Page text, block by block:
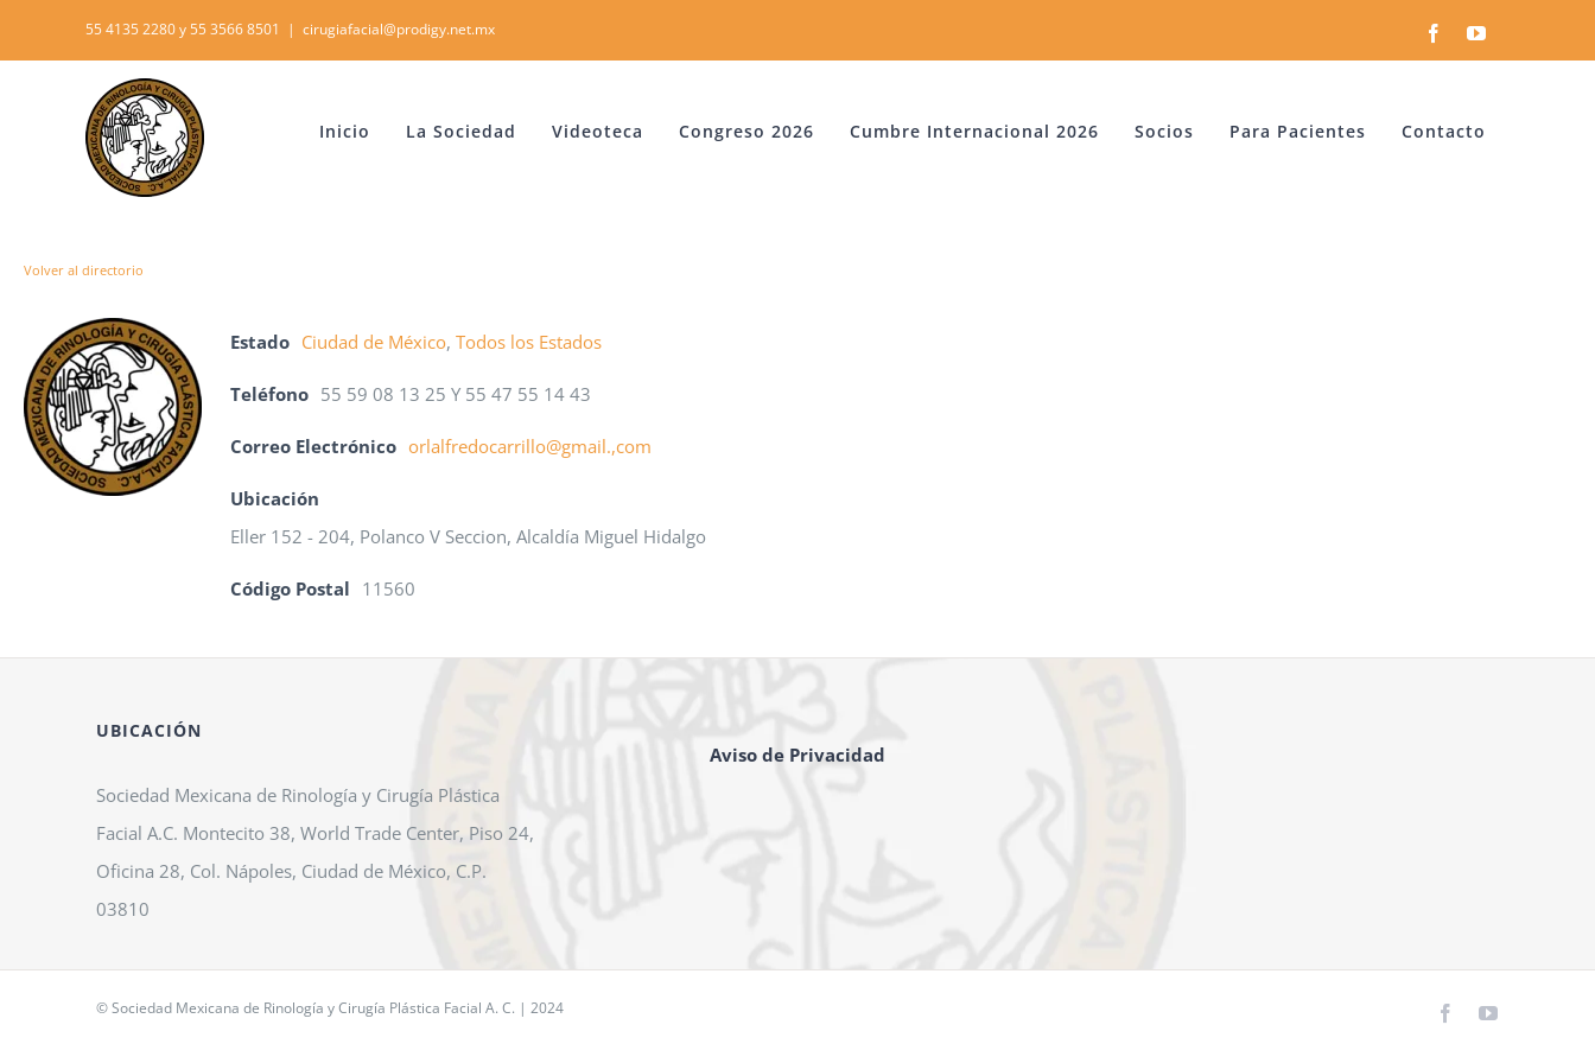
to
55 4135 2280 y 55 3566 8501 | cirugiafacial@prodigy.net.mx FacebookYouTube
Inicio La Sociedad Videoteca Congreso 2026 Cumbre Internacional 2026 Socios Para Pacientes Contacto
Volver al directorio
Estado Ciudad de México, Todos los Estados
Teléfono 55 59 08 13 25 Y 55 47 55 14 43
Correo Electrónico orlalfredocarrillo@gmail.,com
Ubicación
Eller 152 - 204, Polanco V Seccion, Alcaldía Miguel Hidalgo
Código Postal 11560
UBICACIÓN
Sociedad Mexicana de Rinología y Cirugía Plástica
Facial A.C. Montecito 38, World Trade Center, Piso 24,
Oficina 28, Col. Nápoles, Ciudad de México, C.P.
03810
Aviso de Privacidad
© Sociedad Mexicana de Rinología y Cirugía Plástica Facial A. C. | 2024 FacebookYouTube